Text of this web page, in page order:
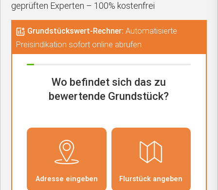
geprüften Experten – 100% kostenfrei
Grundstückswert-Rechner: Automatisierte
Preisindikation sofort online abrufen